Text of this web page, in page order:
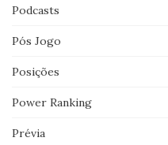
Podcasts
Pós Jogo
Posições
Power Ranking
Prévia